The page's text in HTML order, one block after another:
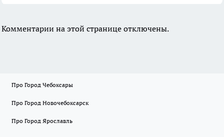
Комментарии на этой странице отключены.
Про Город Чебоксары
Про Город Новочебоксарск
Про Город Ярославль